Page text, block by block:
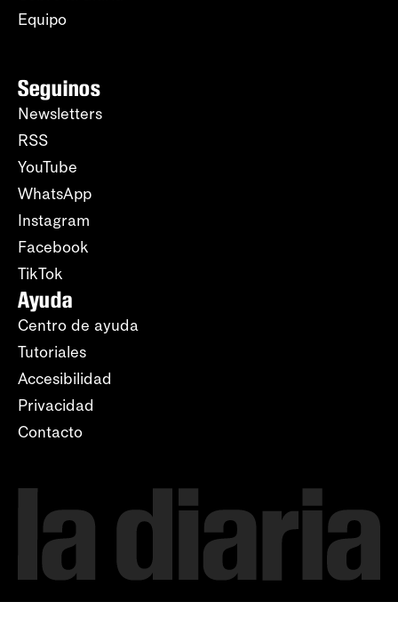
Equipo
Seguinos
Newsletters
RSS
YouTube
WhatsApp
Instagram
Facebook
TikTok
Ayuda
Centro de ayuda
Tutoriales
Accesibilidad
Privacidad
Contacto